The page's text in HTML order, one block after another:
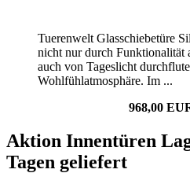
Tuerenwelt Glasschiebetüre
nicht nur durch Funktionalität
auch von Tageslicht
Wohlfühlatmosphäre. Im ...
968,00
Aktion Innentüren
Tagen geliefert